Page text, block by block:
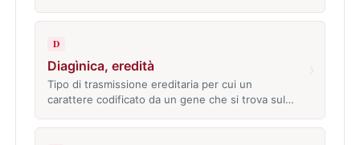
D
Diagìnica, eredità
Tipo di trasmissione ereditaria per cui un
carattere codificato da un gene che si trova sul…